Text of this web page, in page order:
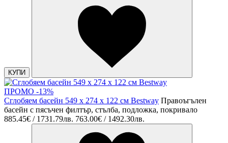
КУПИ
ПРОМО -13%
Сглобяем басейн 549 х 274 х 122 см Bestway Правоъгълен
басейн с пясъчен филтър, стълба, подложка, покривало
885.45€ / 1731.79лв. 763.00€ / 1492.30лв.